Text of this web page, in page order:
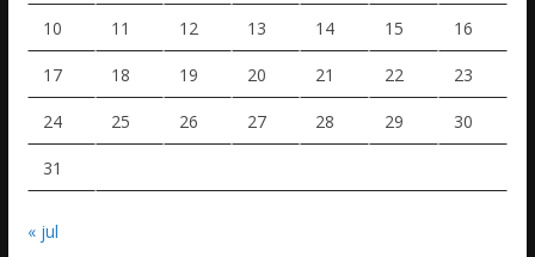
10 11 12 13 14 15 16
17 18 19 20 21 22 23
24 25 26 27 28 29 30
31
« jul